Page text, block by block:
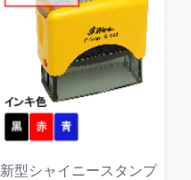
新型シャイニースタンプ